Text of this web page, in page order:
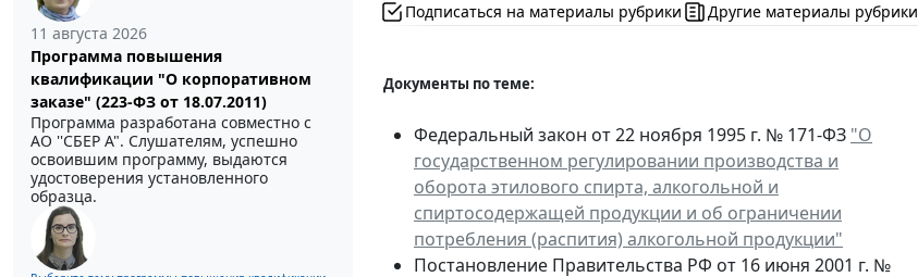
11 августа 2026
Программа повышения
квалификации "О корпоративном
заказе" (223-ФЗ от 18.07.2011)
Программа разработана совместно с
АО ''СБЕР А". Слушателям, успешно
освоившим программу, выдаются
удостоверения установленного
образца.
Подписаться на материалы рубрики
Другие материалы рубрики
Документы по теме:
Федеральный закон от 22 ноября 1995 г. № 171-ФЗ "О
государственном регулировании производства и
оборота этилового спирта, алкогольной и
спиртосодержащей продукции и об ограничении
потребления (распития) алкогольной продукции"
Постановление Правительства РФ от 16 июня 2001 г. №